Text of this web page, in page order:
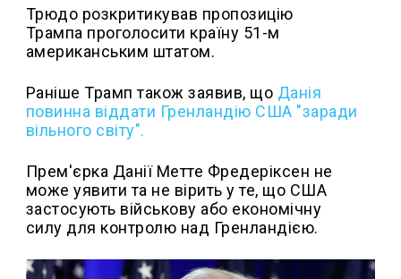
Трюдо розкритикував пропозицію
Трампа проголосити країну 51-м
американським штатом.
Раніше Трамп також заявив, що Данія
повинна віддати Гренландію США "заради
вільного світу".
Прем'єрка Данії Метте Фредеріксен не
може уявити та не вірить у те, що США
застосують військову або економічну
силу для контролю над Гренландією.